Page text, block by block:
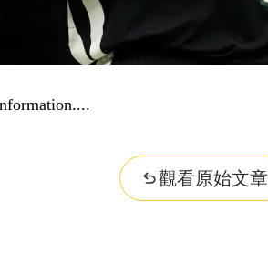
觀看原始文章